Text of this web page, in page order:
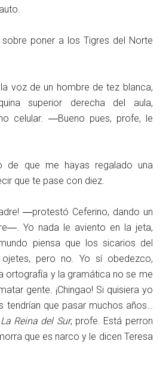
poner a los Tigres del Norte
voz de un hombre de tez blanca,
superior derecha del aula,
celular. ―Bueno pues, profe, le
de que me hayas regalado una
que te pase con diez.
―protestó Ceferino, dando un
Yo nada le aviento en la jeta,
piensa que los sicarios del
pero no. Yo sí obedezco,
ortografía y la gramática no se me
gente. ¡Chingao! Si quisiera yo
tendrían que pasar muchos años…
La Reina del Sur, profe. Está perron
que es narco y le dicen Teresa